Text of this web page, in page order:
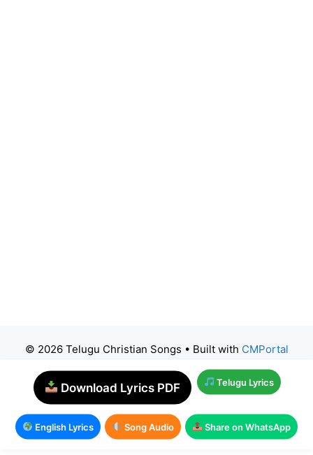
© 2026 Telugu Christian Songs • Built with CMPortal
Download Lyrics PDF Telugu Lyrics
English Lyrics Song Audio Share on WhatsApp